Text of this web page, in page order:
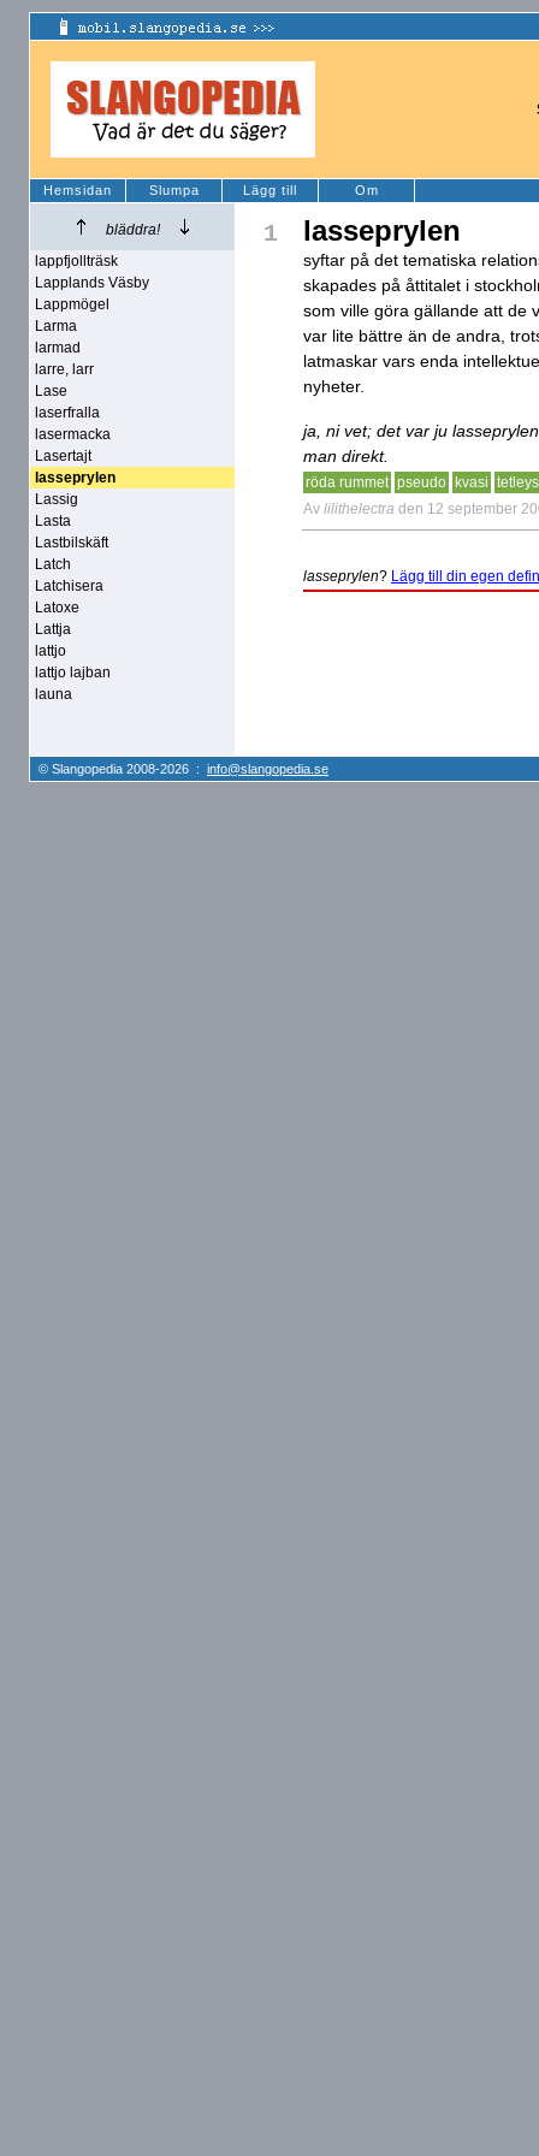
Hemsidan Slumpa Lägg till Om
bläddra!
lappfjollträsk
Lapplands Väsby
Lappmögel
Larma
larmad
larre, larr
Lase
laserfralla
lasermacka
Lasertajt
lasseprylen
Lassig
Lasta
Lastbilskäft
Latch
Latchisera
Latoxe
Lattja
lattjo
lattjo lajban
launa
1 lasseprylen
syftar på det tematiska
skapades på åttitalet i
som ville göra gällande att de
var lite bättre än de andra,
latmaskar vars enda
nyheter.
ja, ni vet; det var ju
man direkt.
röda rummet pseudo kvasi tetleys
Av lilithelectra den 12 september
lasseprylen? Lägg till din egen
© Slangopedia 2008-2026 : info@slangopedia.se